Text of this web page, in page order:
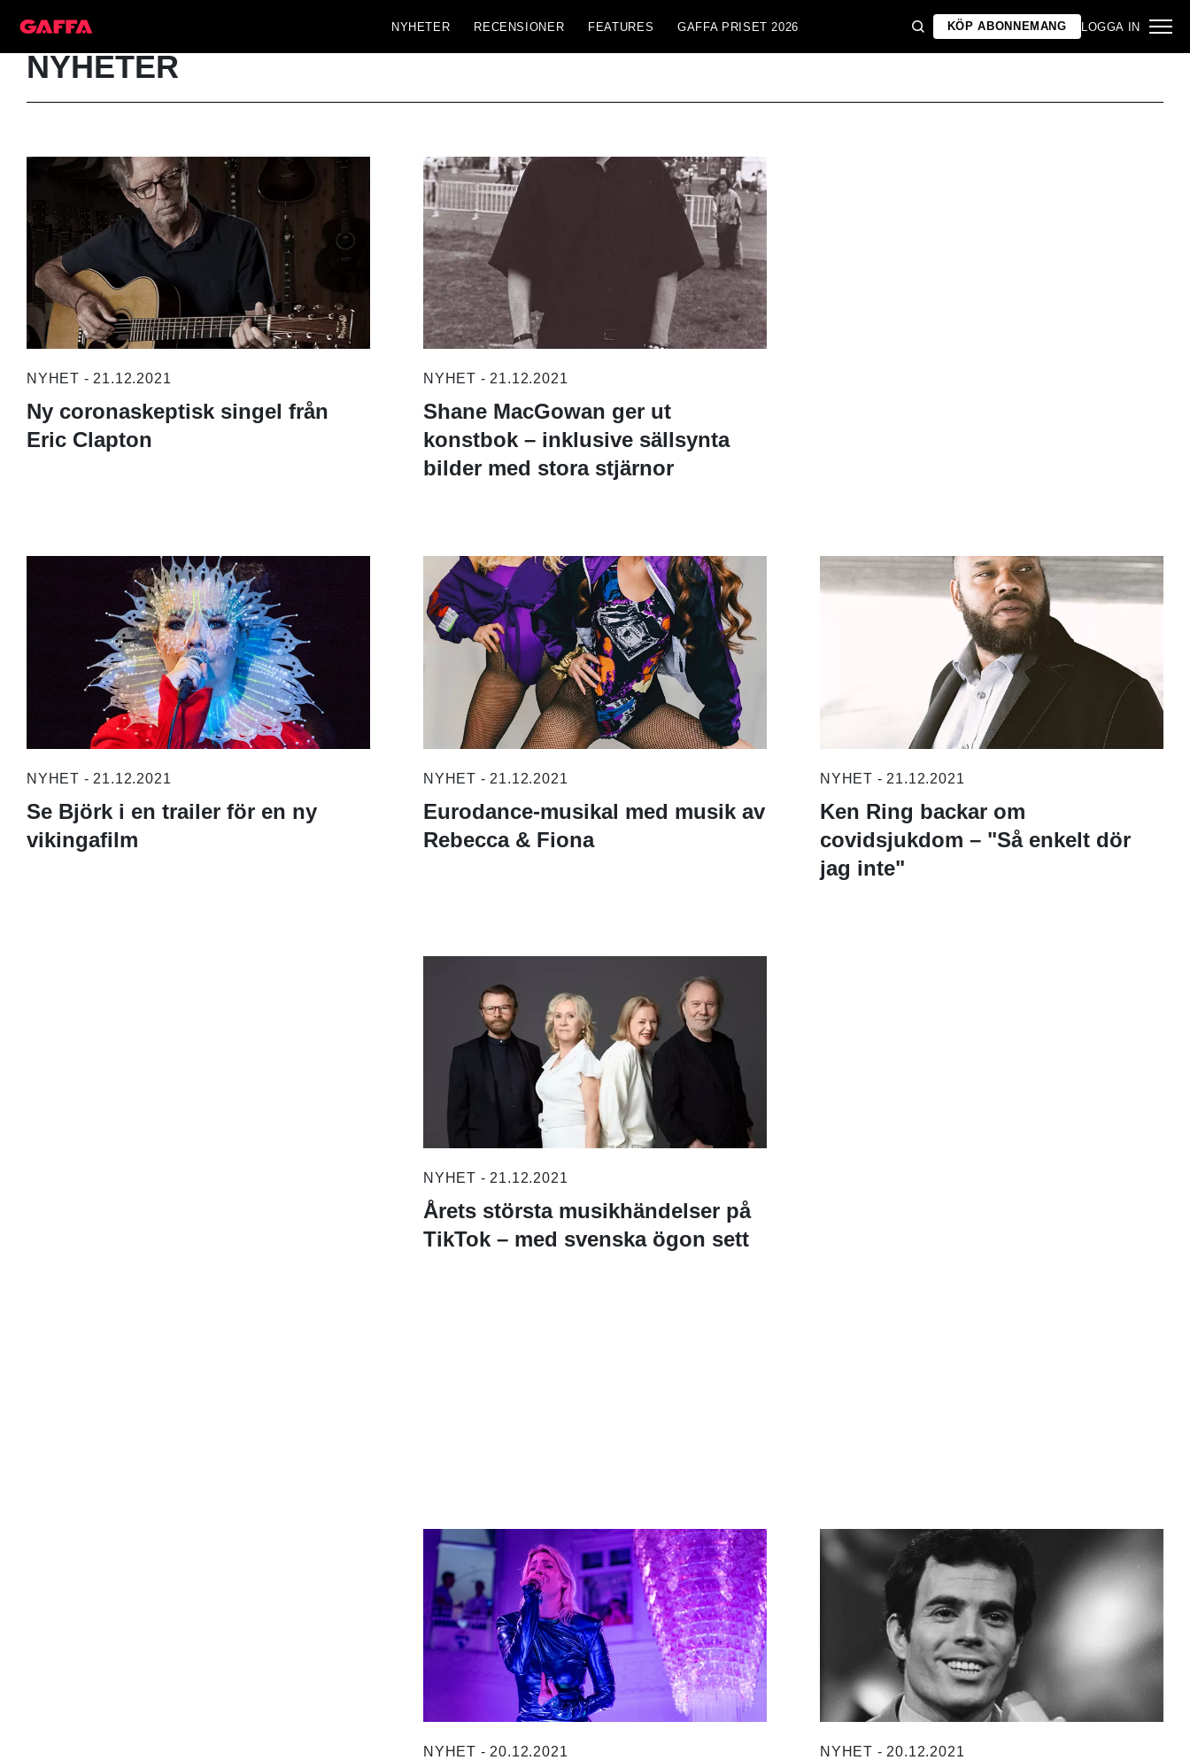
NYHETER RECENSIONER FEATURES GAFFA PRISET 2026 KÖP ABONNEMANG LOGGA IN
NYHETER
NYHET - 21.12.2021
Ny coronaskeptisk singel från
Eric Clapton
NYHET - 21.12.2021
Shane MacGowan ger ut
konstbok – inklusive sällsynta
bilder med stora stjärnor
NYHET - 21.12.2021
Se Björk i en trailer för en ny
vikingafilm
NYHET - 21.12.2021
Eurodance-musikal med musik av
Rebecca & Fiona
NYHET - 21.12.2021
Ken Ring backar om
covidsjukdom – "Så enkelt dör
jag inte"
NYHET - 21.12.2021
Årets största musikhändelser på
TikTok – med svenska ögon sett
NYHET - 20.12.2021 NYHET - 20.12.2021